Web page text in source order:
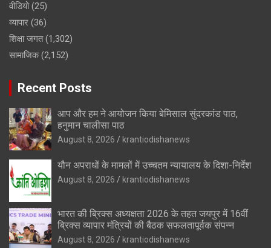
वीडियो(25)
व्यापार (36)
शिक्षा जगत(1,302)
सामाजिक(2,152)
Recent Posts
आप और हम ने आयोजन किया बेमिसाल सुंदरकांड पाठ,
हनुमान चालीसा पाठ
August 8, 2026 krantiodishanews
यौन अपराधों के मामलों में उच्चतम न्यायालय के दिशा-निर्देश
August 8, 2026 krantiodishanews
भारत की ब्रिक्‍स अध्यक्षता 2026 के तहत जयपुर में 16वीं
ब्रिक्‍स व्यापार मंत्रियों की बैठक सफलतापूर्वक संपन्न
August 8, 2026 krantiodishanews